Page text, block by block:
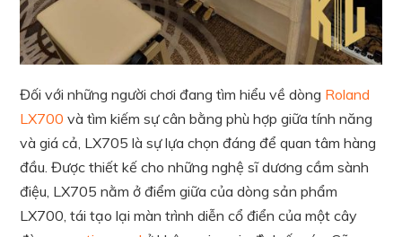
Đối với những người chơi đang tìm hiểu về dòng Roland
LX700 và tìm kiếm sự cân bằng phù hợp giữa tính năng
và giá cả, LX705 là sự lựa chọn đáng để quan tâm hàng
đầu. Được thiết kế cho những nghệ sĩ dương cầm sành
điệu, LX705 nằm ở điểm giữa của dòng sản phẩm
LX700, tái tạo lại màn trình diễn cổ điển của một cây